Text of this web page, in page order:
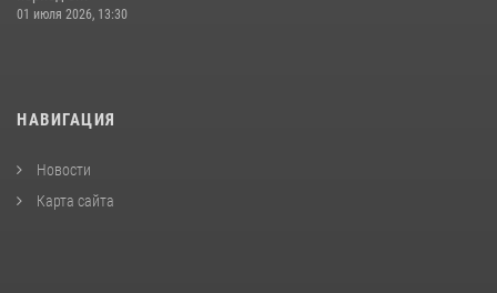
01 июля 2026, 13:30
НАВИГАЦИЯ
Новости
Карта сайта